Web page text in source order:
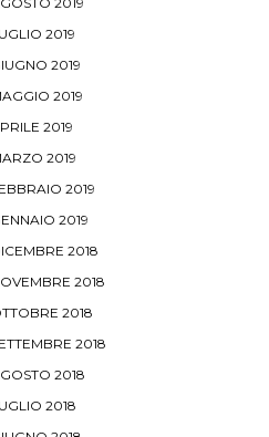
2019
2019
2019
2019
2019
2019
2019
2018
2018
2018
2018
2018
2018